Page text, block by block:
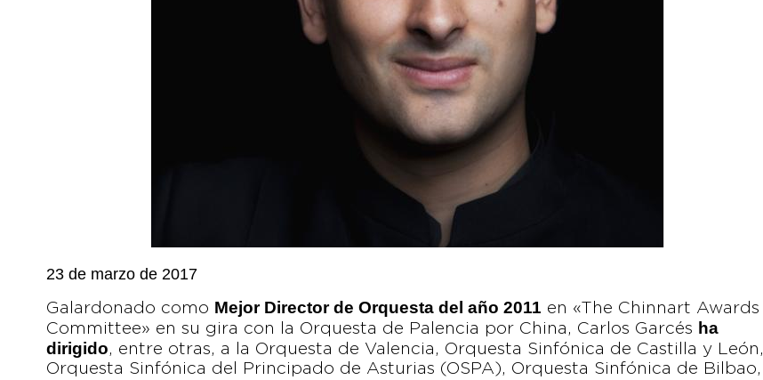
23 de marzo de 2017
Galardonado como Mejor Director de Orquesta del año 2011 en «The Chinnart Awards
Committee» en su gira con la Orquesta de Palencia por China, Carlos Garcés ha
dirigido, entre otras, a la Orquesta de Valencia, Orquesta Sinfónica de Castilla y León,
Orquesta Sinfónica del Principado de Asturias (OSPA), Orquesta Sinfónica de Bilbao,